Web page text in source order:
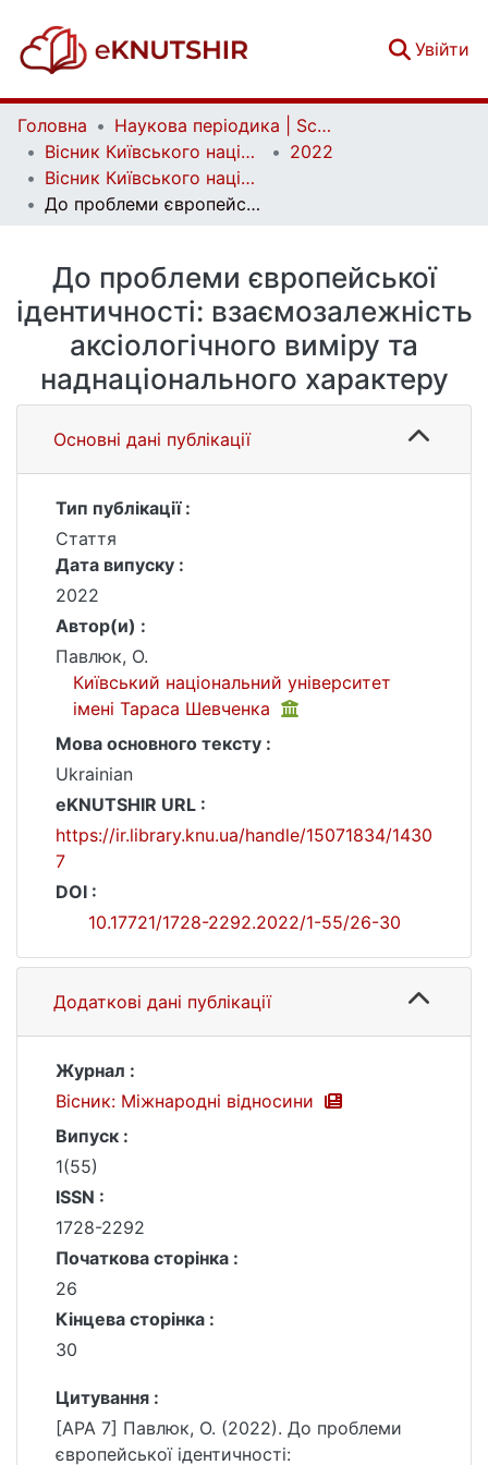
Увійти
Головна
Наукова періодика | Scientific periodicals
Вісник Київського національного університету імені Тараса Шевченка. Міжнародні відносини | Bulletin of the Taras Shevchenko National University of Kyiv. International Relations
2022
Вісник Київського національного університету імені Тараса Шевченка. Міжнародні відносини. Вип. 1 (55)
До проблеми європейської ідентичності: взаємозалежність аксіологічного виміру та наднаціонального характеру
До проблеми європейської
ідентичності: взаємозалежність
аксіологічного виміру та
наднаціонального характеру
Основні дані публікації
Тип публікації :
Стаття
Дата випуску :
2022
Автор(и) :
Павлюк, О.
Київський національний університет
імені Тараса Шевченка
Мова основного тексту :
Ukrainian
eKNUTSHIR URL :
https://ir.library.knu.ua/handle/15071834/1430
7
DOI :
10.17721/1728-2292.2022/1-55/26-30
Додаткові дані публікації
Журнал :
Вісник: Міжнародні відносини
Випуск :
1(55)
ISSN :
1728-2292
Початкова сторінка :
26
Кінцева сторінка :
30
Цитування :
[APA 7] Павлюк, О. (2022). До проблеми
європейської ідентичності: